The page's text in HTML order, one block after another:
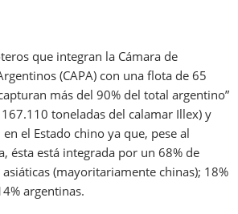
que integran la Cámara de
(CAPA) con una flota de 65
más del 90% del total argentino”
toneladas del calamar Illex) y
el Estado chino ya que, pese al
ésta está integrada por un 68% de
(mayoritariamente chinas); 18%
argentinas.